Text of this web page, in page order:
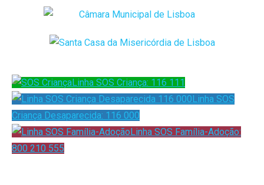
Linha SOS Criança: 116 111
Linha SOS
Criança Desaparecida: 116 000
Linha SOS Família-Adoção:
800 210 555